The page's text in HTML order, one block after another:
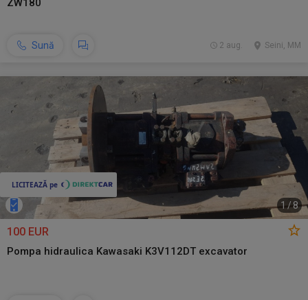
ZW180
Sună Seini, MM
2 aug.
1 /8
100 EUR
Pompa hidraulica Kawasaki K3V112DT excavator